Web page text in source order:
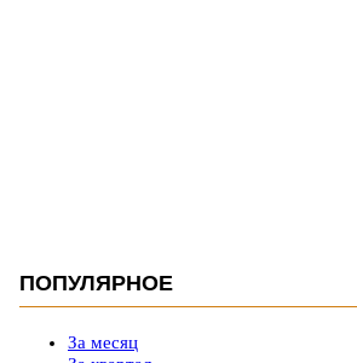
ПОПУЛЯРНОЕ
За месяц